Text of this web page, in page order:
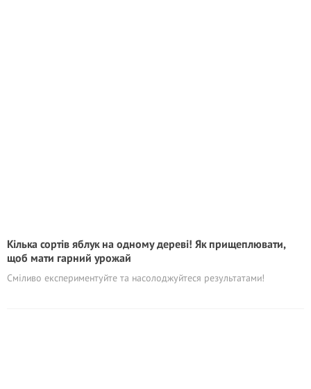
Кілька сортів яблук на одному дереві! Як прищеплювати,
щоб мати гарний урожай
Сміливо експериментуйте та насолоджуйтеся результатами!